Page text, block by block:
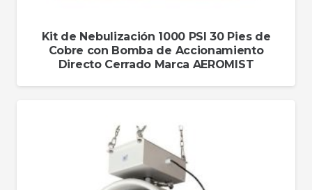
Kit de Nebulización 1000 PSI 30 Pies de
Cobre con Bomba de Accionamiento
Directo Cerrado Marca AEROMIST